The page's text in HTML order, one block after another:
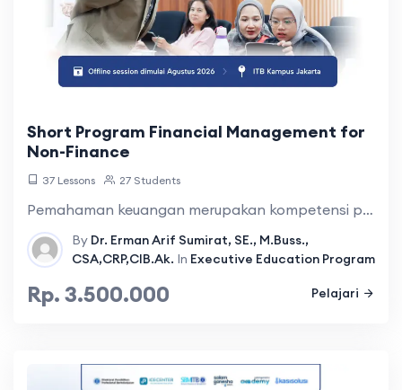
Short Program Financial Management for
Non-Finance
37 Lessons 27 Students
Pemahaman keuangan merupakan kompetensi penting ...
By Dr. Erman Arif Sumirat, SE., M.Buss.,
CSA,CRP,CIB.Ak. In Executive Education Program
Rp. 3.500.000 Pelajari